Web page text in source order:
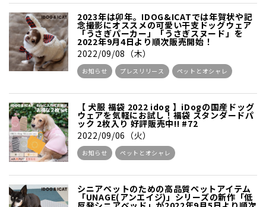
2023年は卯年。IDOG&ICATでは年賀状や記
念撮影にオススメの可愛い干支ドッグウェア
「うさぎパーカー」「うさぎスヌード」を
2022年9月4日より順次販売開始！
2022/09/08（木）
お知らせ プレスリリース ペットとオシャレ
【 犬服 福袋 2022 idog 】iDogの国産ドッグ
ウェアを気軽にお試し！福袋 スタンダードパ
ック 2枚入り 好評販売中!! #72
2022/09/06（火）
お知らせ ペットとオシャレ
シニアペットのための高品質ペットアイテム
「UNAGE(アンエイジ)」シリーズの新作「低